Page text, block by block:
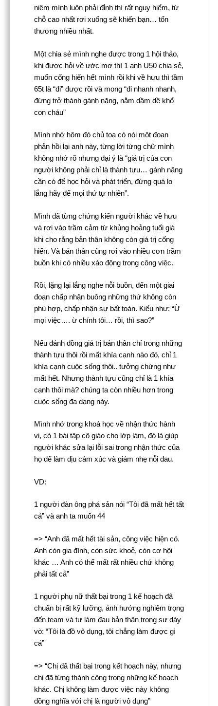
niệm mình luôn phải đỉnh thì rất nguy hiểm, từ
chỗ cao nhất rơi xuống sẽ khiến bạn… tổn
thương nhiều nhất.
Một chia sẻ mình nghe được trong 1 hội thảo,
khi được hỏi về ước mơ thì 1 anh U50 chia sẻ,
muốn cống hiến hết mình rồi khi về hưu thì tầm
65t là “đi” được rồi và mong “đi nhanh nhanh,
đừng trở thành gánh nặng, nằm dầm dề khổ
con cháu”
Mình nhớ hôm đó chủ toạ có nói một đoạn
phản hồi lại anh này, từng lời từng chữ mình
không nhớ rõ nhưng đại ý là “giá trị của con
người không phải chỉ là thành tựu… gánh nặng
cần có để học hỏi và phát triển, đừng quá lo
lắng hãy để mọi thứ tự nhiên”.
Mình đã từng chứng kiến người khác về hưu
và rơi vào trầm cảm từ khủng hoảng tuổi già
khi cho rằng bản thân không còn giá trị cống
hiến. Và bản thân cũng rơi vào nhiều cơn trầm
buồn khi có nhiều xáo động trong công việc.
Rồi, lặng lại lắng nghe nỗi buồn, đến một giai
đoạn chấp nhận buông những thứ không còn
phù hợp, chấp nhận sự bất toàn. Kiểu như: “Ừ
mọi việc…. ừ chính tôi… rồi, thì sao?”
Nếu đánh đồng giá trị bản thân chỉ trong những
thành tựu thôi rồi mất khía cạnh nào đó, chỉ 1
khía cạnh cuộc sống thôi.. tưởng chừng như
mất hết. Nhưng thành tựu cũng chỉ là 1 khía
cạnh thôi mà? chúng ta còn nhiều hơn trong
cuộc sống đa dạng này.
Mình nhớ trong khoá học về nhận thức hành
vi, có 1 bài tập cô giáo cho lớp làm, đó là giúp
người khác sửa lại lỗi sai trong nhận thức của
họ để làm dịu cảm xúc và giảm nhẹ nỗi đau.
VD:
1 người đàn ông phá sản nói “Tôi đã mất hết tất
cả” và anh ta muốn 44
=> “Anh đã mất hết tài sản, công việc hiện có.
Anh còn gia đình, còn sức khoẻ, còn cơ hội
khác … Anh có thể mất rất nhiều chứ không
phải tất cả”
1 người phụ nữ thất bại trong 1 kế hoạch đã
chuẩn bị rất kỹ lưỡng, ảnh hưởng nghiêm trọng
đến team và tự làm đau bản thân trong sự dày
vò: “Tôi là đồ vô dụng, tôi chẳng làm được gì
cả”
=> “Chị đã thất bại trong kết hoạch này, nhưng
chị đã từng thành công trong những kế hoạch
khác. Chị không làm được việc này không
đồng nghĩa với chị là người vô dụng”